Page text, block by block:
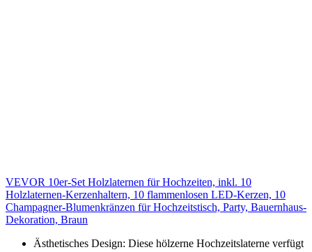
VEVOR 10er-Set Holzlaternen für Hochzeiten, inkl. 10
Holzlaternen-Kerzenhaltern, 10 flammenlosen LED-Kerzen, 10
Champagner-Blumenkränzen für Hochzeitstisch, Party, Bauernhaus-
Dekoration, Braun
Ästhetisches Design: Diese hölzerne Hochzeitslaterne verfügt